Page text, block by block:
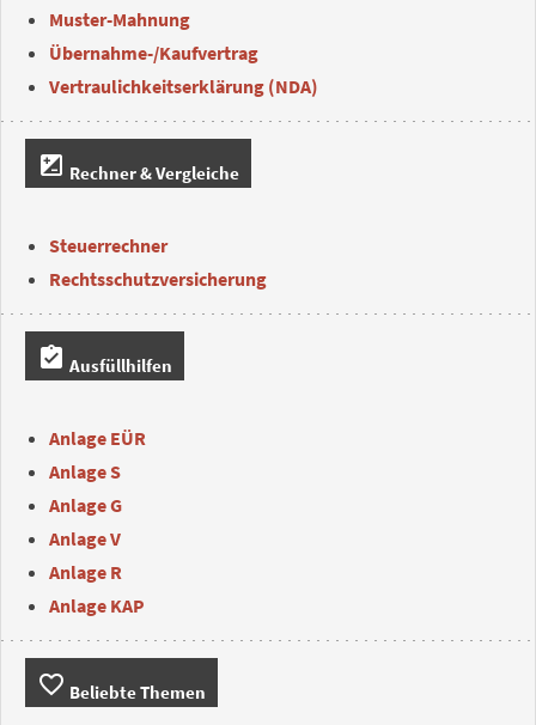
Muster-Mahnung
Übernahme-/Kaufvertrag
Vertraulichkeitserklärung (NDA)
iso Rechner & Vergleiche
Steuerrechner
Rechtsschutzversicherung
assignment_turned_in Ausfüllhilfen
Anlage EÜR
Anlage S
Anlage G
Anlage V
Anlage R
Anlage KAP
favorite_border Beliebte Themen